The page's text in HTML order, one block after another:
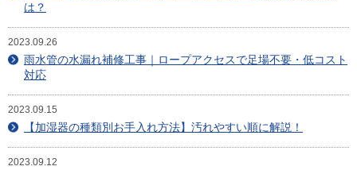
会社概要
は？
2023.09.26
雨水管の水漏れ補修工事｜ロープアクセスで足場不要・低コスト
対応
2023.09.15
【加湿器の種類別お手入れ方法】汚れやすい順に解説！
2023.09.12